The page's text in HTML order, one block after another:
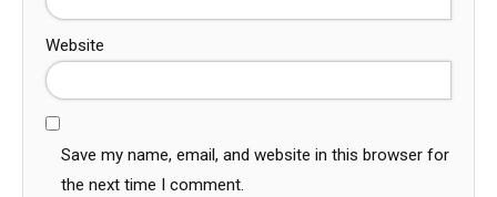
Website
Save my name, email, and website in this browser for
the next time I comment.